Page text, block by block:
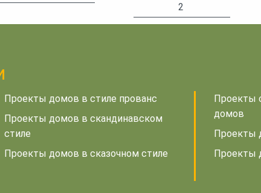
2
Проекты домов в стиле прованс
Проекты домов в скандинавском
стиле
Проекты домов в сказочном стиле
Проекты
домов
Проекты
Проекты